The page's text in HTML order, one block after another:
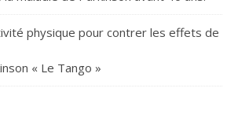
physique pour contrer les effets de
« Le Tango »